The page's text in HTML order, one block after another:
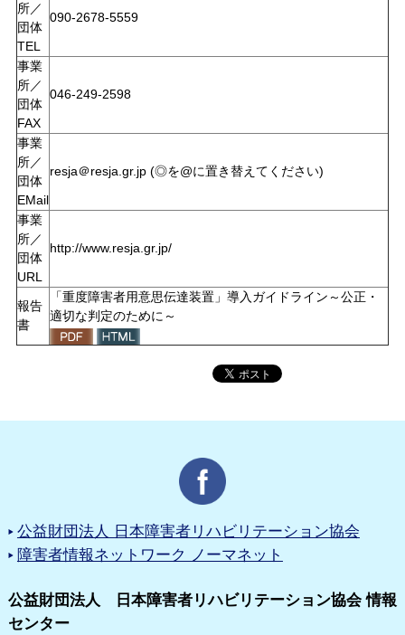
所／
団体
TEL
090-2678-5559
事業
所／
団体
FAX
046-249-2598
事業
所／
団体
EMail
resja＠resja.gr.jp (◎を@に置き替えてください)
事業
所／
団体
URL
http://www.resja.gr.jp/
報告
書
「重度障害者用意思伝達装置」導入ガイドライン～公正・
適切な判定のために～
公益財団法人 日本障害者リハビリテーション協会
障害者情報ネットワーク ノーマネット
公益財団法人 日本障害者リハビリテーション協会 情報
センター